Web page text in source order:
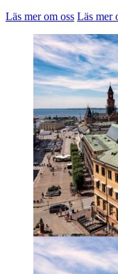
Läs mer om oss Läs mer